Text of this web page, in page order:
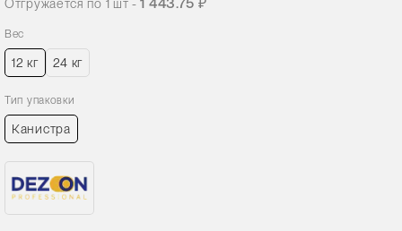
Отгружается по 1 шт -
Вес
12 кг 24 кг
Тип упаковки
Канистра